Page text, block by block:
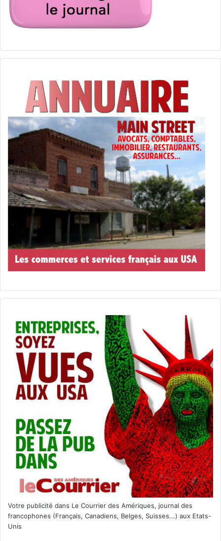
Votre publicité dans Le Courrier des Amériques, journal des
francophones (Français, Canadiens, Belges, Suisses...) aux Etats-
Unis